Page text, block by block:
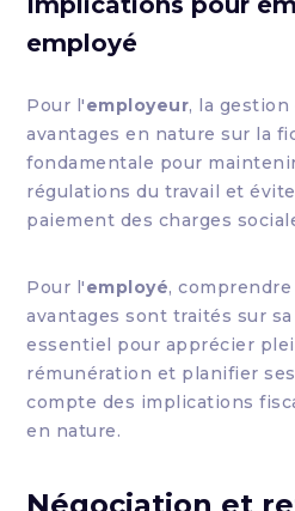
employé
Pour l'employeur, la
avantages en nature sur la
fondamentale pour
régulations du travail et
paiement des charges
Pour l'employé,
avantages sont traités sur
essentiel pour apprécier
rémunération et planifier
compte des implications
en nature.